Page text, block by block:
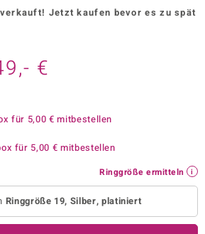
Jetzt kaufen bevor es zu spät
€
für 5,00 € mitbestellen
für 5,00 € mitbestellen
Ringgröße ermitteln
Ringgröße 19, Silber, platiniert